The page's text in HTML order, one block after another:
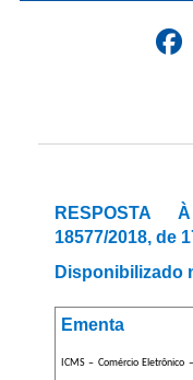
RESPOSTA
18577/2018, de
Disponibilizado
Ementa
ICMS – Comércio